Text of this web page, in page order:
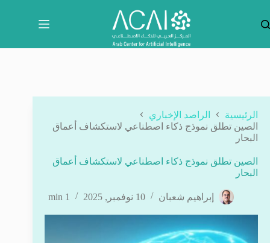
المحتوى
الرئيسية
الراصد الإخباري
الصين تطلق نموذج ذكاء اصطناعي لاستكشاف أعماق
البحار
الصين تطلق نموذج ذكاء اصطناعي لاستكشاف أعماق
البحار
إبراهيم شعبان 10 نوفمبر, 2025 1 min